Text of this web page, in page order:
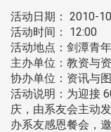
活动日期： 2010-
活动时间： 12:00
活动地点：剑潭青
主办单位：教资与
协办单位：资讯与
活动说明：为迎接
庆，由系友会主动
办系友感恩餐会，